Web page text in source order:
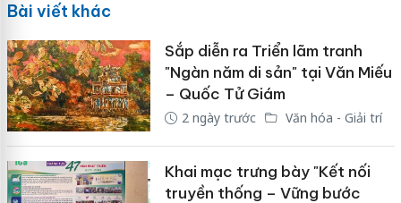
Bài viết khác
Sắp diễn ra Triển lãm tranh
"Ngàn năm di sản" tại Văn Miếu
– Quốc Tử Giám
2 ngày trước Văn hóa - Giải trí
Khai mạc trưng bày "Kết nối
truyền thống – Vững bước